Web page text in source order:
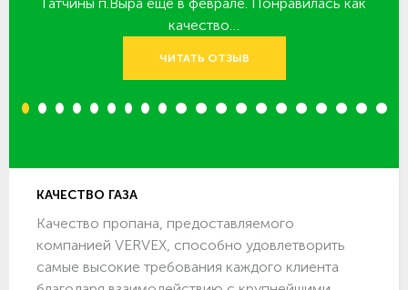
качество…
ЧИТАТЬ ОТЗЫВ
1 2 3 4 5 6 7 8 9 10 11 12 13 14 15 16 17 18 19 20
КАЧЕСТВО ГАЗА
Качество пропана, предоставляемого
компанией VERVEX, способно удовлетворить
самые высокие требования каждого клиента